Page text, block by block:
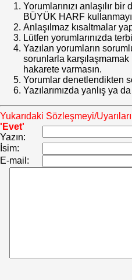
Yorumlarınızı anlaşılır
BÜYÜK HARF
Anlaşılmaz kısaltmalar
Lütfen yorumlarınızda
Yazılan yorumların
sorunlarla
hakarete varmasın.
Yorumlar denetlendikten
Yazılarımızda yanlış ya
Yukarıdaki Sözleşmeyi/
'Evet'
Yazın:
İsim:
E-mail: